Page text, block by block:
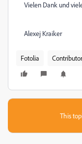
Vielen Dank und
Alexej Kraiker
Fotolia
This